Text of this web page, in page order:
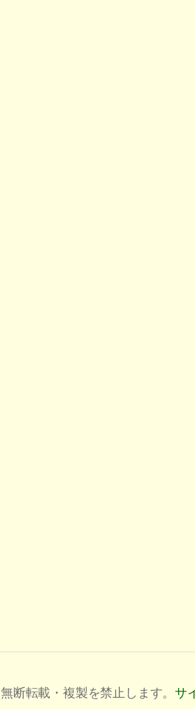
無断転載・複製を禁止します。サ